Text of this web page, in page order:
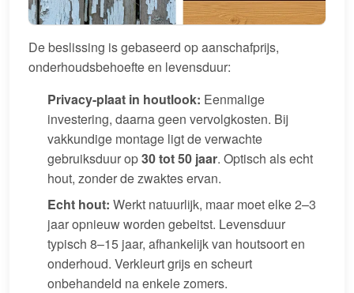
De beslissing is gebaseerd op aanschafprijs,
onderhoudsbehoefte en levensduur:
Privacy-plaat in houtlook: Eenmalige
investering, daarna geen vervolgkosten. Bij
vakkundige montage ligt de verwachte
gebruiksduur op30 tot 50 jaar. Optisch als echt
hout, zonder de zwaktes ervan.
Echt hout: Werkt natuurlijk, maar moet elke 2–3
jaar opnieuw worden gebeitst. Levensduur
typisch 8–15 jaar, afhankelijk van houtsoort en
onderhoud. Verkleurt grijs en scheurt
onbehandeld na enkele zomers.